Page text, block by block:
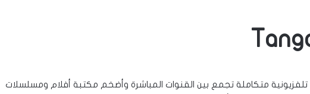
متكاملة تجمع بين القنوات المباشرة وأضخم مكتبة أفلام ومسلسلات